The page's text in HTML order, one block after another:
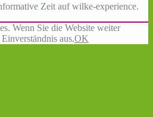
Zeit auf wilke-experience.
Wenn Sie die Website weiter
aus.OK